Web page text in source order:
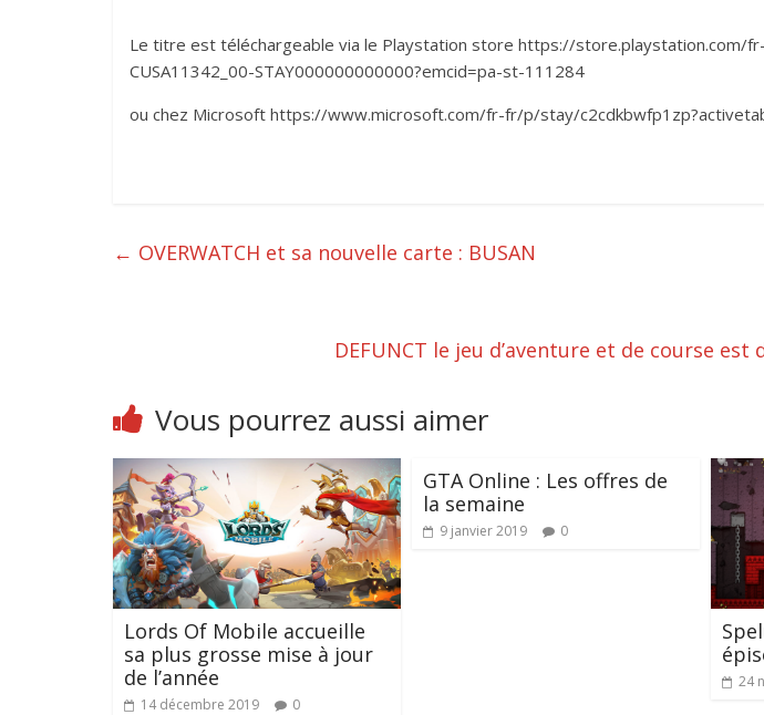
Le titre est téléchargeable via le Playstation store https://store.playstation.com/
CUSA11342_00-STAY000000000000?emcid=pa-st-111284
ou chez Microsoft https://www.microsoft.com/fr-fr/p/stay/
← OVERWATCH et sa nouvelle carte : BUSAN
DEFUNCT le jeu d’aventure et de course est
Vous pourrez aussi aimer
Lords Of Mobile accueille
sa plus grosse mise à jour
de l’année
14 décembre 2019 0
GTA Online : Les offres de
la semaine
9 janvier 2019 0
24